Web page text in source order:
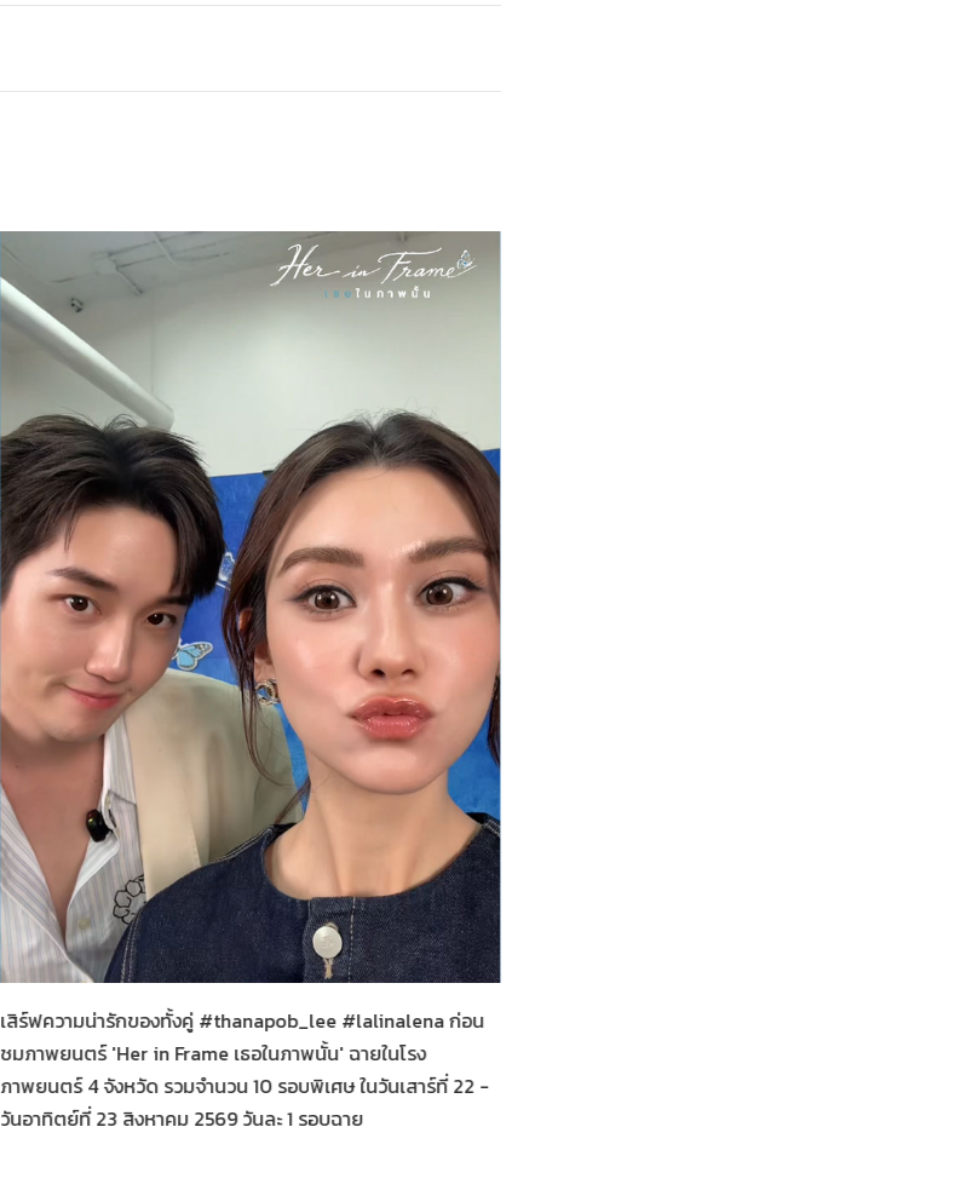
04-08-2569
Her in Frame เธอในภาพนั้น
เสิร์ฟความน่ารักของทั้งคู่ #thanapob_lee #lalinalena ก่อน
ชมภาพยนตร์ 'Her in Frame เธอในภาพนั้น' ฉายในโรง
ภาพยนตร์ 4 จังหวัด รวมจำนวน 10 รอบพิเศษ ในวันเสาร์ที่ 22 -
วันอาทิตย์ที่ 23 สิงหาคม 2569 วันละ 1 รอบฉาย